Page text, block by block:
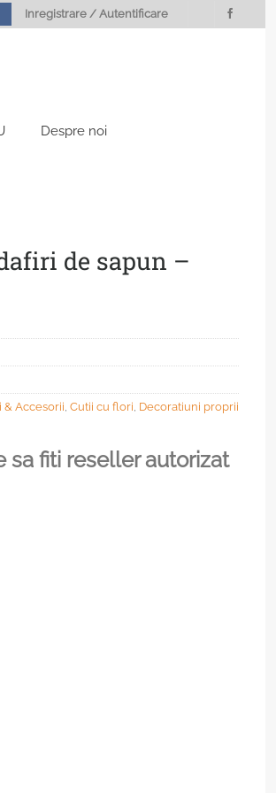
Inregistrare / Autentificare
Despre noi
de sapun –
Accesorii Cutii cu flori Decoratiuni proprii
sa fiti reseller autorizat